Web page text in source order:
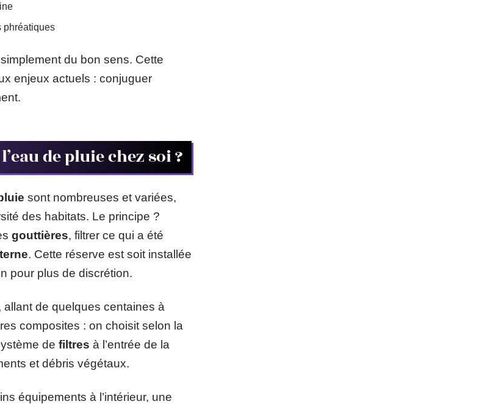
phréatiques
du bon sens. Cette
enjeux actuels : conjuguer
de pluie chez soi ?
sont nombreuses et variées,
des habitats. Le principe ?
gouttières, filtrer ce qui a été
. Cette réserve est soit installée
pour plus de discrétion.
de quelques centaines à
composites : on choisit selon la
de filtres à l’entrée de la
et débris végétaux.
équipements à l’intérieur, une